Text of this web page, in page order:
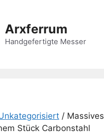
Arxferrum
Handgefertigte Messer
/ Massives
Stück Carbonstahl